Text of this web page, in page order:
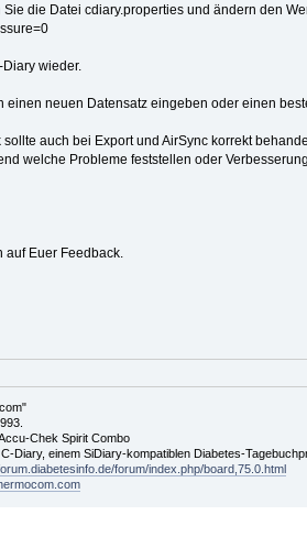
Sie die Datei cdiary.properties und ändern den
wieder.
einen neuen Datensatz eingeben oder einen
sollte auch bei Export und AirSync korrekt
welche Probleme feststellen oder
auf Euer Feedback.
Chek Spirit Combo
Diary, einem SiDiary-kompatiblen Diabetes-
forum/index.php/board,75.0.html